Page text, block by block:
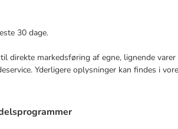
30 dage.
direkte markedsføring af egne, lignende
Yderligere oplysninger kan findes i